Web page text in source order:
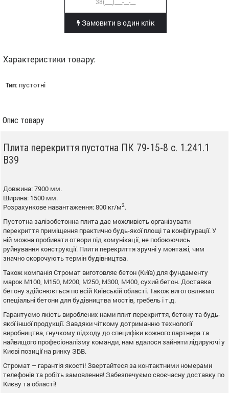
Замовити в один клік
Характеристики товару:
Тип: пустотні
Опис товару
Плита перекриття пустотна ПК 79-15-8 с. 1.241.1
В39
Довжина: 7900 мм.
Ширина: 1500 мм.
Розрахункове навантаження: 800 кг/м2.
Пустотна залізобетонна плита дає можливість організувати
перекриття приміщення практично будь-якої площі та конфігурації. У
ній можна пробивати отвори під комунікації, не побоюючись
руйнування конструкції. Плити перекриття зручні у монтажі, чим
значно скорочують термін будівництва.
Також компанія Стромат виготовляє бетон (Київ) для фундаменту
марок М100, М150, М200, М250, М300, М400, сухий бетон. Доставка
бетону здійснюється по всій Київській області. Також виготовляємо
спеціальні бетони для будівництва мостів, гребель і т.д.
Гарантуємо якість вироблених нами плит перекриття, бетону та будь-
якої іншої продукції. Завдяки чіткому дотриманню технології
виробництва, гнучкому підходу до специфіки кожного партнера та
найвищого професіоналізму команди, нам вдалося зайняти лідируючі у
Києві позиції на ринку ЗБВ.
Стромат – гарантія якості! Звертайтеся за контактними номерами
телефонів та робіть замовлення! Забезпечуємо своєчасну доставку по
Києву та області!